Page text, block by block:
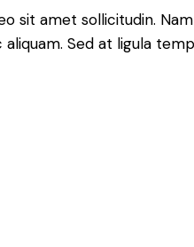
sit amet sollicitudin.
Sed at ligula